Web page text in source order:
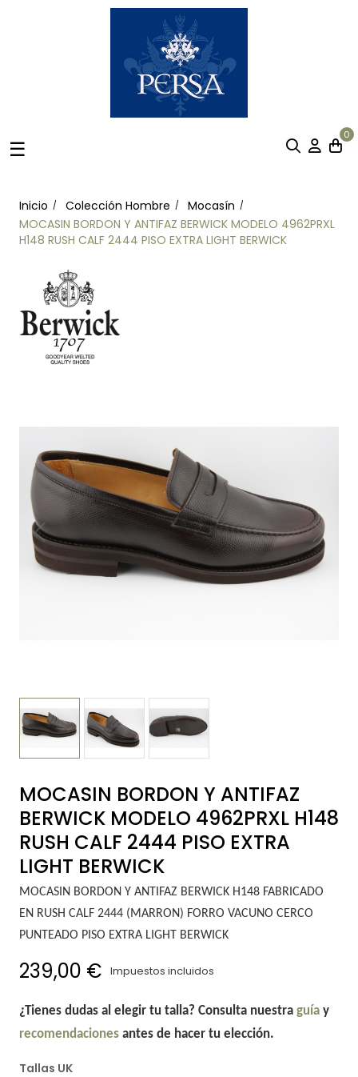
Navegación
☰
0
Inicio Colección Hombre
Mocasín
MOCASIN BORDON Y ANTIFAZ BERWICK MODELO 4962PRXL
H148 RUSH CALF 2444 PISO EXTRA LIGHT BERWICK
MOCASIN BORDON Y ANTIFAZ
BERWICK MODELO 4962PRXL H148
RUSH CALF 2444 PISO EXTRA
LIGHT BERWICK
MOCASIN BORDON Y ANTIFAZ BERWICK H148 FABRICADO
EN RUSH CALF 2444 (MARRON) FORRO VACUNO CERCO
PUNTEADO PISO EXTRA LIGHT BERWICK
239,00 € Impuestos incluidos
¿Tienes dudas al elegir tu talla? Consulta nuestra guíay
recomendacionesantes de hacer tu elección.
Tallas UK